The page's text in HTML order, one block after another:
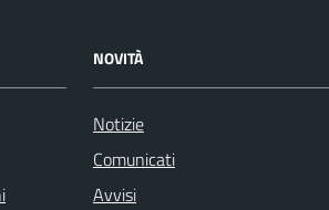
NOVITÀ
Notizie
Comunicati
Avvisi